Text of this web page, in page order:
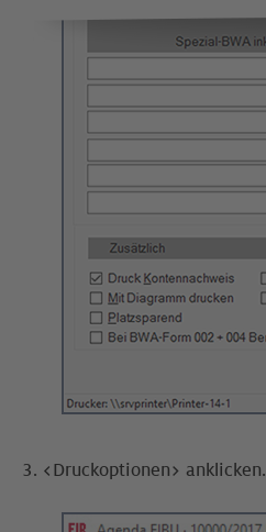
3. <Druckoptionen> anklicken.